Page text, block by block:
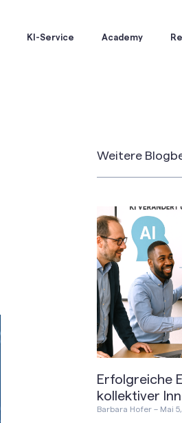
KI-Service Academy
Weitere
Erfolgreiche
kollektiver
Barbara Hofer Mai